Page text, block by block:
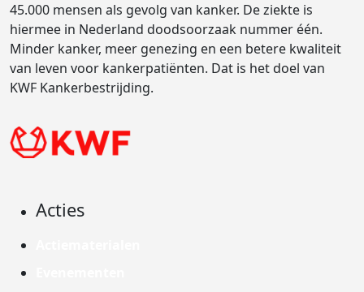
45.000 mensen als gevolg van kanker. De ziekte is
hiermee in Nederland doodsoorzaak nummer één.
Minder kanker, meer genezing en een betere kwaliteit
van leven voor kankerpatiënten. Dat is het doel van
KWF Kankerbestrijding.
Acties